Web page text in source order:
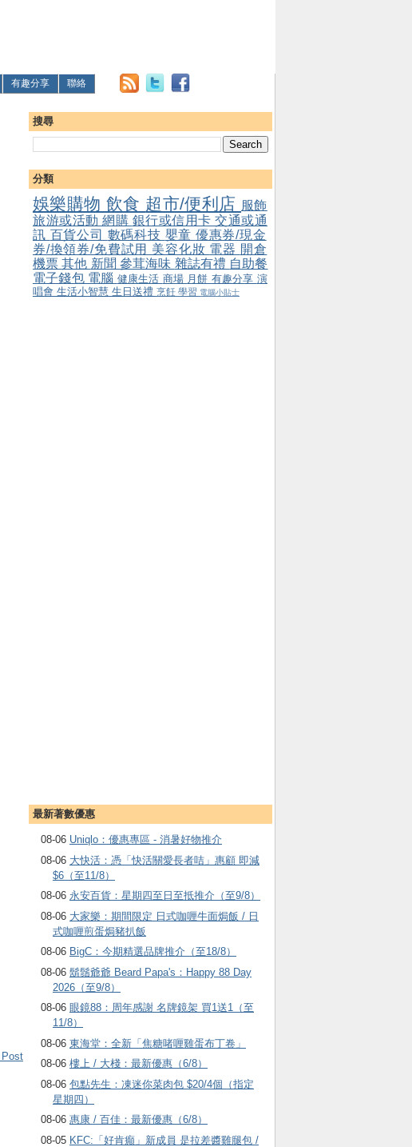
有趣分享 聯絡
搜尋
分類
娛樂購物 飲食 超市/便利店 服飾
旅游或活動 網購 銀行或信用卡 交通或通
訊 百貨公司 數碼科技 嬰童 優惠券/現金
券/換領券/免費試用 美容化妝 電器 開倉
機票其他 新聞參茸海味 雜誌有禮 自助餐
電子錢包 電腦 健康生活 商場 月餅 有趣分享 演
唱會 生活小智慧 生日送禮 烹飪 學習 電腦小貼士
最新著數優惠
08-06 Uniqlo：優惠專區 - 消暑好物推介
08-06 大快活：憑「快活關愛長者咭」惠顧 即減
$6（至11/8）
08-06 永安百貨：星期四至日至抵推介（至9/8）
08-06 大家樂：期間限定 日式咖喱牛面焗飯 / 日
式咖喱煎蛋焗豬扒飯
08-06 BigC：今期精選品牌推介（至18/8）
08-06 鬍鬚爺爺 Beard Papa's：Happy 88 Day
2026（至9/8）
08-06 眼鏡88：周年感謝 名牌鏡架 買1送1（至
11/8）
08-06 東海堂：全新「焦糖啫喱雞蛋布丁卷」
08-06 樓上 / 大棧：最新優惠（6/8）
08-06 包點先生：凍迷你菜肉包 $20/4個（指定
星期四）
08-06 惠康 / 百佳：最新優惠（6/8）
08-05 KFC:「好肯癲」新成員 是拉差醬雞腿包 /
Post